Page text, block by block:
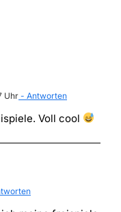
Uhr - Antworten
Voll cool